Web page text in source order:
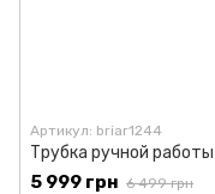
Артикул: briar1244
Трубка ручной
5 999 грн 6 499 грн